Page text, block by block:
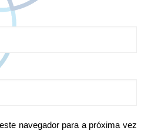
navegador para a próxima vez